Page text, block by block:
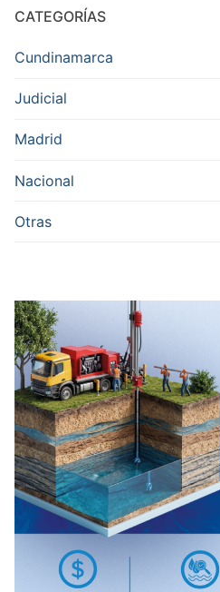
CATEGORÍAS
Cundinamarca
Judicial
Madrid
Nacional
Otras